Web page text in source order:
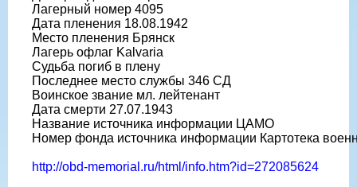
Лагерный номер 4095
Дата пленения 18.08.1942
Место пленения Брянск
Лагерь офлаг Kalvaria
Судьба погиб в плену
Последнее место службы 346 СД
Воинское звание мл. лейтенант
Дата смерти 27.07.1943
Название источника информации ЦАМО
Номер фонда источника информации Картотека
http://obd-memorial.ru/html/info.htm?id=272085624